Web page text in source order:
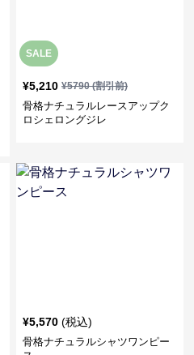
SALE
¥5,210 ¥5790(割引前)
骨格ナチュラルレースアップク
ロシェロングジレ
¥5,570 (税込)
骨格ナチュラルシャツワンピー